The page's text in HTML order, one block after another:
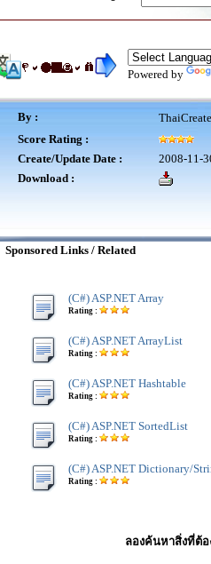
Powered by
By :
Score Rating :
Create/Update Date :
2008-11-
Download :
Sponsored Links / Related
(C#) ASP.NET Array
Rating :
(C#) ASP.NET ArrayList
Rating :
(C#) ASP.NET Hashtable
Rating :
(C#) ASP.NET SortedList
Rating :
(C#) ASP.NET Dictionary/
Rating :
ลองค้นหาสิ่งที่ต้อ